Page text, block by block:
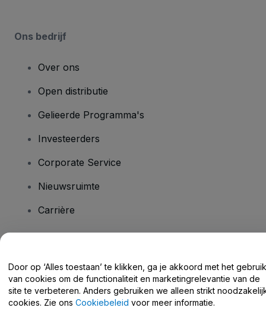
Ons bedrijf
Over ons
Open distributie
Gelieerde Programma's
Investeerders
Corporate Service
Nieuwsruimte
Carrière
Helpcentrum / Neem Contact Met Ons Op
Door op ‘Alles toestaan’ te klikken, ga je akkoord met het gebruik
van cookies om de functionaliteit en marketingrelevantie van de
site te verbeteren. Anders gebruiken we alleen strikt
cookies. Zie ons Cookiebeleid voor meer informatie.